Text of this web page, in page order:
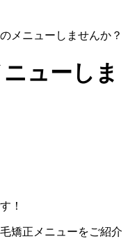
メニューしませんか？
ューしま
！
矯正メニューをご紹介